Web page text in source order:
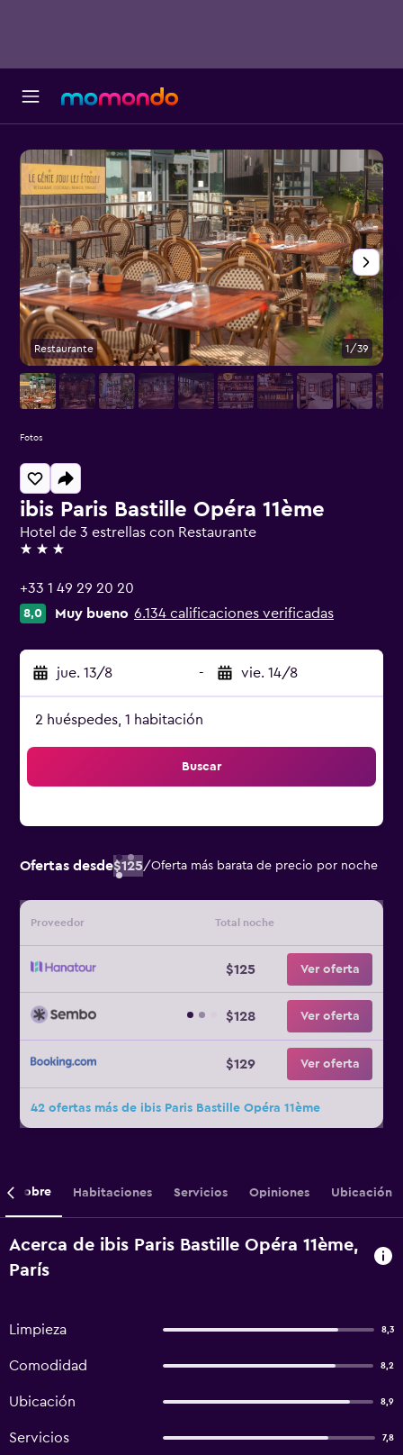
ibis Paris Bastille Opéra 11ème
Hotel de 3 estrellas con Restaurante
3 estrellas
+33 1 49 29 20 20
8,0 Muy bueno 6.134 calificaciones verificadas
jue. 13/8 - vie. 14/8
2 huéspedes, 1 habitación
Buscar
Ofertas desde$125/Oferta más barata de precio por noche
Proveedor Total noche
$125 Ver oferta
$128 Ver oferta
$129 Ver oferta
42 ofertas más de ibis Paris Bastille Opéra 11ème
Restaurante 1/39
Fotos
Sobre Habitaciones Servicios Opiniones Ubicación
Acerca de ibis Paris Bastille Opéra 11ème,
París
Limpieza 8,3
Comodidad 8,2
Ubicación 8,9
Servicios 7,8